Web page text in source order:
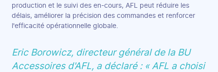
production et le suivi des en-cours, AFL peut réduire les
délais, améliorer la précision des commandes et renforcer
l'efficacité opérationnelle globale.
Eric Borowicz, directeur général de la BU
Accessoires d'AFL, a déclaré : « AFL a choisi